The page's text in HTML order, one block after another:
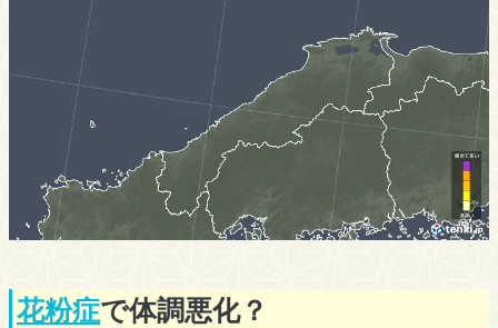
花粉症で体調悪化？